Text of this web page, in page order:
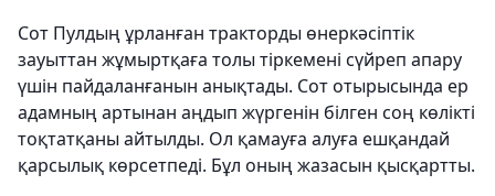
Сот Пулдың ұрланған тракторды өнеркәсіптік
зауыттан жұмыртқаға толы тіркемені сүйреп апару
үшін пайдаланғанын анықтады. Сот отырысында ер
адамның артынан аңдып жүргенін білген соң көлікті
тоқтатқаны айтылды. Ол қамауға алуға ешқандай
қарсылық көрсетпеді. Бұл оның жазасын қысқартты.